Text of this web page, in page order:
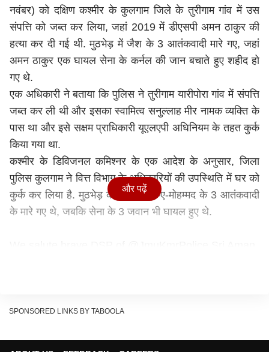
नवंबर) को दक्षिण कश्मीर के कुलगाम जिले के तुरीगाम गांव में उस
संपत्ति को जब्त कर लिया, जहां 2019 में डीएसपी अमन ठाकुर की
हत्या कर दी गई थी. मुठभेड़ में जैश के 3 आतंकवादी मारे गए, जहां
अमन ठाकुर एक घायल सेना के कर्नल की जान बचाते हुए शहीद हो
गए थे.
एक अधिकारी ने बताया कि पुलिस ने तुरीगाम यारीपोरा गांव में संपत्ति
जब्त कर ली थी और इसका स्वामित्व सनुल्लाह मीर नामक व्यक्ति के
पास था और इसे सक्षम प्राधिकारी यूएलएपी अधिनियम के तहत कुर्क
किया गया था.
कश्मीर के ड‍िव‍िजनल कम‍िश्‍नर के एक आदेश के अनुसार, जिला
पुलिस कुलगाम ने वित्त विभाग के अधिकारियों की उपस्थिति में घर को
कुर्क कर लिया है. मुठभेड़ के दौरान जैश-ए-मोहम्मद के 3 आतंकवादी
के मारे गए थे, जबकि सेना के 3 जवान भी घायल हुए थे.
We stand by the grieving family and offer our
और पढ़ें
SPONSORED LINKS BY TABOOLA